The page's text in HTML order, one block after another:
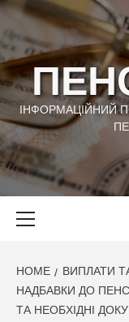
Skip
to
content
ІНФОРМАЦІЙНИЙ
HOME ВИПЛАТИ
НАДБАВКИ ДО
ТА НЕОБХІДНІ